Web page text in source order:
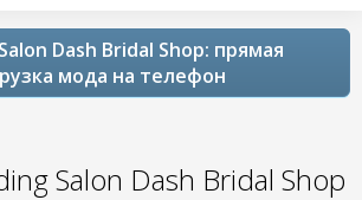
Dash Bridal Shop: прямая
мода на телефон
Salon Dash Bridal Shop